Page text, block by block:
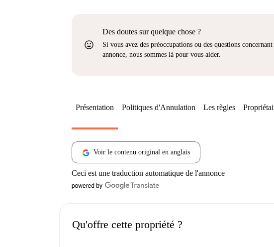
sentiment_very_satisfied
Des doutes sur quelque chose ?
Si vous avez des préoccupations ou des questions concernant
annonce, nous sommes là pour vous aider.
Présentation Politiques d'Annulation Les règles
Voir le contenu original en anglais
Ceci est une traduction automatique de l'annonce
Qu'offre cette propriété ?